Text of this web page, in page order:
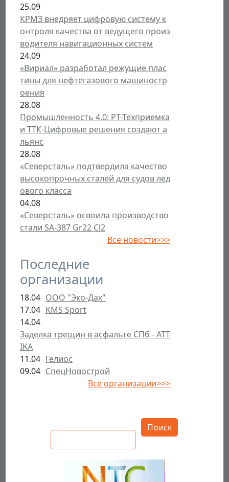
25.09
КРМЗ внедряет цифровую систему к
онтроля качества от ведущего произ
водителя навигационных систем
24.09
«Вириал» разработал режущие плас
тины для нефтегазового машиностр
оения
28.08
Промышленность 4.0: РТ-Техприемка
и ТТК-Цифровые решения создают а
льянс
28.08
«Северсталь» подтвердила качество
высокопрочных сталей для судов лед
ового класса
04.08
«Северсталь» освоила производство
стали SA-387 Gr22 Cl2
Все новости>>>
Последние
организации
18.04 ООО "Эко-Дах"
17.04 KMS Sport
14.04
Заделка трещин в асфальте СПб - ATT
IKA
11.04 Гелиос
09.04 СпецНовострой
Все организации>>>